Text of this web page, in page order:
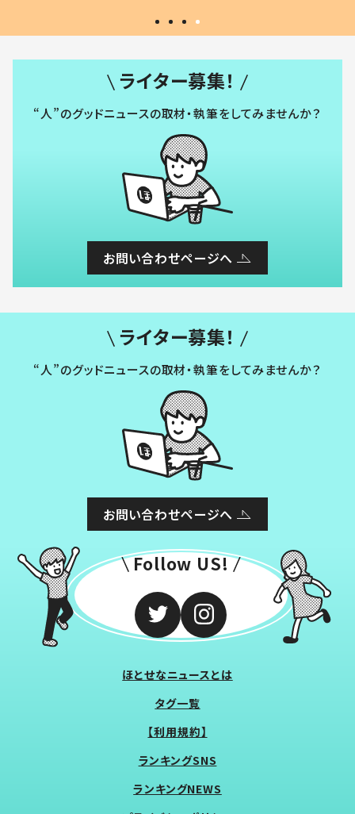
ライター募集！
“人”のグッドニュースの取材・執筆をしてみませんか？
お問い合わせページへ
ライター募集！
“人”のグッドニュースの取材・執筆をしてみませんか？
お問い合わせページへ
Follow US!
ほとせなニュースとは
タグ一覧
【利用規約】
ランキングSNS
ランキングNEWS